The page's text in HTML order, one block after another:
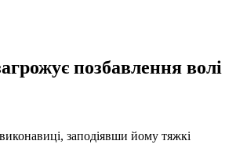
позбавлення волі
заподіявши йому тяжкі